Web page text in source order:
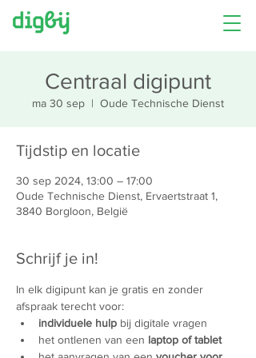
Centraal digipunt
ma 30 sep
  |
Oude Technische Dienst
Tijdstip en locatie
30 sep 2024, 13:00 – 17:00
Oude Technische Dienst, Ervaertstraat 1,
3840 Borgloon, België
Schrijf je in!
In elk digipunt kan je gratis en zonder
afspraak terecht voor:
individuele hulp bij digitale vragen
het ontlenen van een laptop of tablet